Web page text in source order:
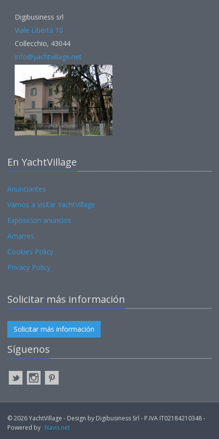
Digibusiness srl
Viale Libertà 10
Collecchio, 43044
info@yachtvillage.net
En YachtVillage
Anunciantes
Vamos a visitar YachtVillage
Exposicion anuncios
Amarres
Cookies Policy
Privacy Policy
Solicitar más información
Solicitar más información
Síguenos
© 2026 YachtVillage - Design by Digibusiness Srl - P.IVA IT02184210348 -
Powered by Navis.net